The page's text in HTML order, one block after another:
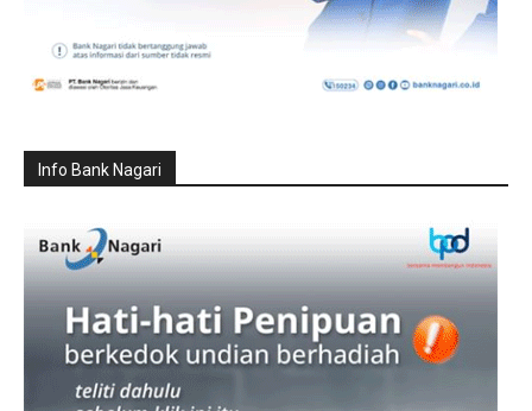
Info Bank Nagari